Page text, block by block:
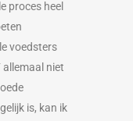
proces heel
voedsters
allemaal niet
is, kan ik